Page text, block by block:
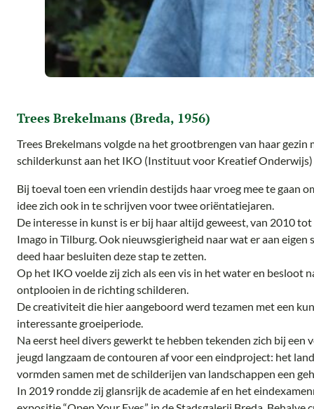
Trees Brekelmans (Breda, 1956)
Trees Brekelmans volgde na het grootbrengen van haar
schilderkunst aan het IKO (Instituut voor Kreatief
Bij toeval toen een vriendin destijds haar vroeg mee te gaan
idee zich ook in te schrijven voor twee oriëntatiejaren.
De interesse in kunst is er bij haar altijd geweest, van 2010
Imago in Tilburg. Ook nieuwsgierigheid naar wat er aan
deed haar besluiten deze stap te zetten.
Op het IKO voelde zij zich als een vis in het water en besloot
ontplooien in de richting schilderen.
De creativiteit die hier aangeboord werd tezamen met een
interessante groeiperiode.
Na eerst heel divers gewerkt te hebben tekenden zich bij een
jeugd langzaam de contouren af voor een eindproject: het
vormden samen met de schilderijen van landschappen een
In 2019 rondde zij glansrijk de academie af en het